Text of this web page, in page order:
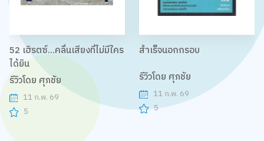
52 เฮิรตซ์...คลื่นเสียงที่ไม่มีใคร
ได้ยิน
รีวิวโดย ศุภชัย
11 ก.พ. 69
5
สำเร็จนอกกรอบ
รีวิวโดย ศุภชัย
11 ก.พ. 69
5